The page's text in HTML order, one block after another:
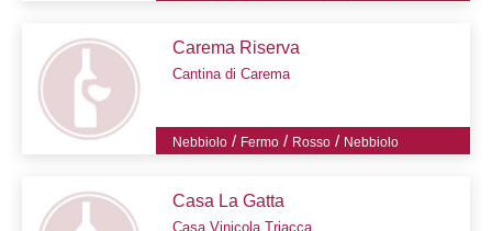
Carema Riserva
Cantina di Carema
Nebbiolo / Fermo / Rosso / Nebbiolo
Casa La Gatta
Casa Vinicola Triacca